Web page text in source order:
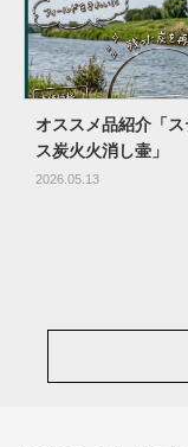
オススメ品紹介「ス
ス炭火火消し壷」
2026.05.13